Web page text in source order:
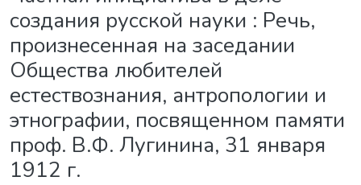
создания русской науки : Речь,
произнесенная на заседании
Общества любителей
естествознания, антропологии и
этнографии, посвященном памяти
проф. В.Ф. Лугинина, 31 января
1912 г.